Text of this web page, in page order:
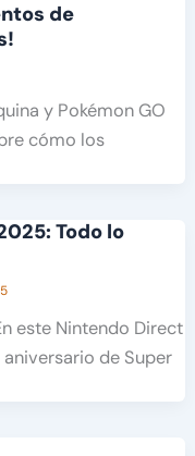
de
y Pokémon GO
cómo los
Todo lo
este Nintendo Direct
de Super